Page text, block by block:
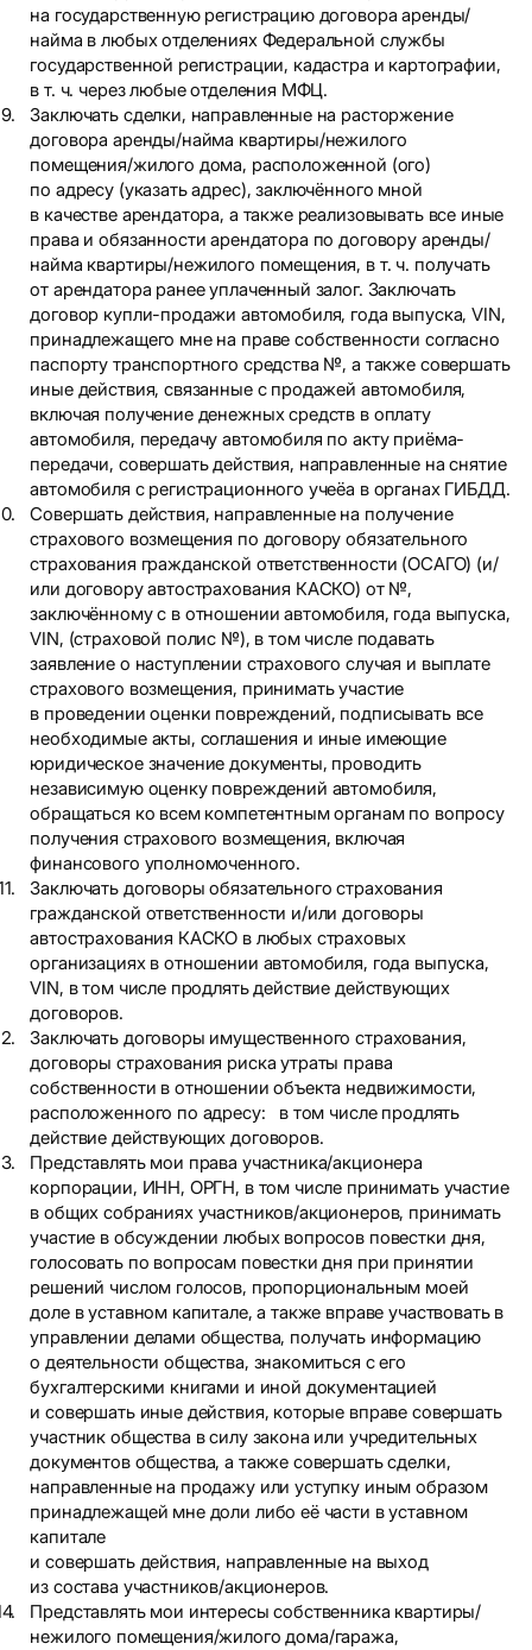
на государственную регистрацию договора аренды/
найма в любых отделениях Федеральной службы
государственной регистрации, кадастра и картографии,
в т. ч. через любые отделения МФЦ.
Заключать сделки, направленные на расторжение
договора аренды/найма квартиры/нежилого
помещения/жилого дома, расположенной (ого)
по адресу (указать адрес), заключённого мной
в качестве арендатора, а также реализовывать все иные
права и обязанности арендатора по договору аренды/
найма квартиры/нежилого помещения, в т. ч. получать
от арендатора ранее уплаченный залог. Заключать
договор купли-продажи автомобиля, года выпуска, VIN,
принадлежащего мне на праве собственности согласно
паспорту транспортного средства №, а также совершать
иные действия, связанные с продажей автомобиля,
включая получение денежных средств в оплату
автомобиля, передачу автомобиля по акту приёма-
передачи, совершать действия, направленные на снятие
автомобиля с регистрационного учеёа в органах ГИБДД.
Совершать действия, направленные на получение
страхового возмещения по договору обязательного
страхования гражданской ответственности (ОСАГО) (и/
или договору автострахования КАСКО) от №,
заключённому с в отношении автомобиля, года выпуска,
VIN, (страховой полис №), в том числе подавать
заявление о наступлении страхового случая и выплате
страхового возмещения, принимать участие
в проведении оценки повреждений, подписывать все
необходимые акты, соглашения и иные имеющие
юридическое значение документы, проводить
независимую оценку повреждений автомобиля,
обращаться ко всем компетентным органам по вопросу
получения страхового возмещения, включая
финансового уполномоченного.
Заключать договоры обязательного страхования
гражданской ответственности и/или договоры
автострахования КАСКО в любых страховых
организациях в отношении автомобиля, года выпуска,
VIN, в том числе продлять действие действующих
договоров.
Заключать договоры имущественного страхования,
договоры страхования риска утраты права
собственности в отношении объекта недвижимости,
расположенного по адресу: в том числе продлять
действие действующих договоров.
Представлять мои права участника/акционера
корпорации, ИНН, ОРГН, в том числе принимать участие
в общих собраниях участников/акционеров, принимать
участие в обсуждении любых вопросов повестки дня,
голосовать по вопросам повестки дня при принятии
решений числом голосов, пропорциональным моей
доле в уставном капитале, а также вправе участвовать в
управлении делами общества, получать информацию
о деятельности общества, знакомиться с его
бухгалтерскими книгами и иной документацией
и совершать иные действия, которые вправе совершать
участник общества в силу закона или учредительных
документов общества, а также совершать сделки,
направленные на продажу или уступку иным образом
принадлежащей мне доли либо её части в уставном
капитале
и совершать действия, направленные на выход
из состава участников/акционеров.
Представлять мои интересы собственника квартиры/
нежилого помещения/жилого дома/гаража,